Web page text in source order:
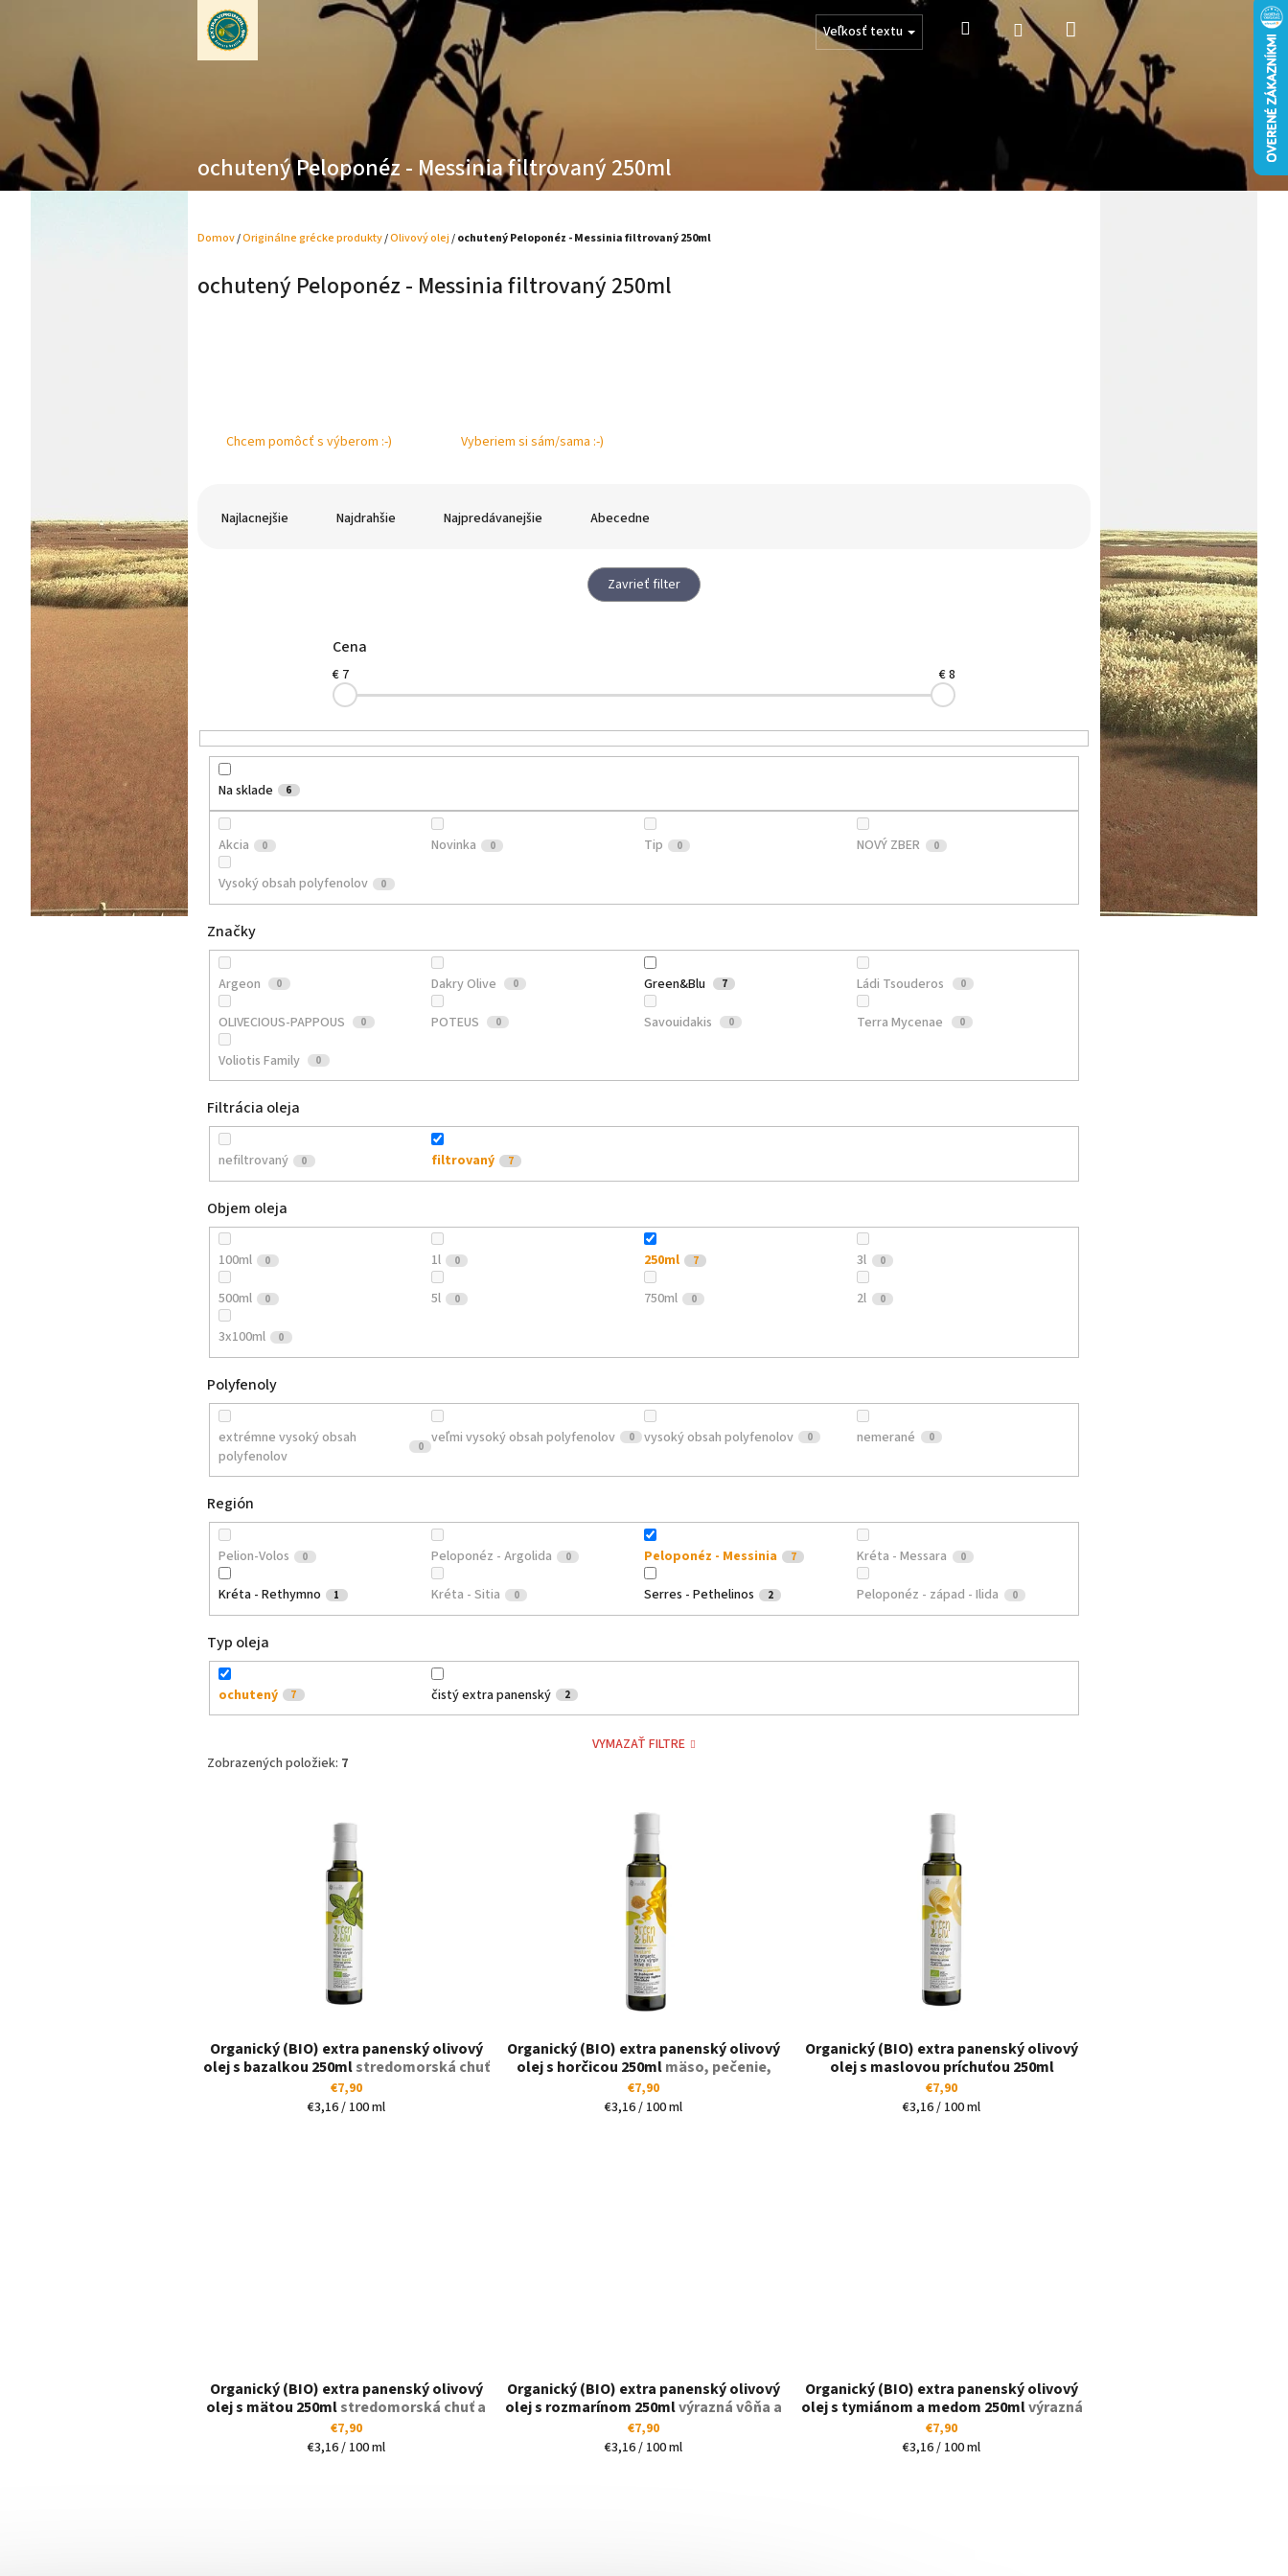
Veľkosť textu Hľadať PrihlásenieNákupný
košík
ochutený Peloponéz - Messinia filtrovaný 250ml
Domov/Originálne grécke produkty/Olivový olej/ochutený Peloponéz - Messinia filtrovaný 250ml
ochutený Peloponéz - Messinia filtrovaný 250ml
Chcem pomôcť s výberom :-) Vyberiem si sám/sama :-)
u
k
Najlacnejšie Najdrahšie Najpredávanejšie Abecedne
Zavrieť filter
Cena
€ 7 €8
Na sklade 6
Akcia 0 Novinka 0 Tip 0 NOVÝ ZBER 0
Vysoký obsah polyfenolov 0
Značky
Argeon 0 Dakry Olive 0 Green&Blu 7 Ládi Tsouderos 0
OLIVECIOUS-PAPPOUS 0 POTEUS 0 Savouidakis 0 Terra Mycenae 0
Voliotis Family 0
Filtrácia oleja
nefiltrovaný 0 filtrovaný 7
Objem oleja
100ml 0 1l 0 250ml 7 3l 0
500ml 0 5l 0 750ml 0 2l 0
3x100ml 0
Polyfenoly
extrémne vysoký obsah
polyfenolov
0 veľmi vysoký obsah polyfenolov 0 vysoký obsah polyfenolov 0 nemerané 0
Región
Pelion-Volos 0 Peloponéz - Argolida 0 Peloponéz - Messinia 7 Kréta - Messara 0
Kréta - Rethymno 1 Kréta - Sitia 0 Serres - Pethelinos 2 Peloponéz - západ - Ilida 0
Typ oleja
ochutený 7 čistý extra panenský 2
VYMAZAŤ FILTRE
Zobrazených položiek: 7
o
Organický (BIO) extra panenský olivový
olej s bazalkou 250mlstredomorská chuť
a vôňa
€7,90
Jednotková
€3,16 / 100 ml
Organický (BIO) extra panenský olivový
olej s horčicou 250mlmäso, pečenie,
grilovanie
€7,90
Jednotková
€3,16 / 100 ml
Organický (BIO) extra panenský olivový
olej s maslovou príchuťou 250ml
vegánsky
€7,90
Jednotková
€3,16 / 100 ml
Organický (BIO) extra panenský olivový
olej s mätou 250mlstredomorská chuť a
vôňa
€7,90
Jednotková
€3,16 / 100 ml
Organický (BIO) extra panenský olivový
olej s rozmarínom 250mlvýrazná vôňa a
chuť
€7,90
Jednotková
€3,16 / 100 ml
Organický (BIO) extra panenský olivový
olej s tymiánom a medom 250mlvýrazná
vôňa a chuť
€7,90
Jednotková
€3,16 / 100 ml